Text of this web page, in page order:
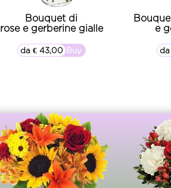
Bouquet di
rose e gerberine gialle
▷▷ Buy
da € 43,00
e